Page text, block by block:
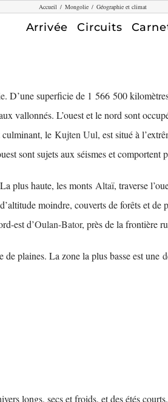
Arrivée Circuits
Accueil / Mongolie / Géographie et climat
. D’une superficie de 1 566 500
vallonnés. L’ouest et le nord sont
culminant, le Kujten Uul, est situé à
sont sujets aux séismes et comportent
plus haute, les monts Altaï, traverse
moindre, couverts de forêts et
est d’Oulan-Bator, près de la frontière
plaines. La zone la plus basse est une
longs, secs et froids, et des étés